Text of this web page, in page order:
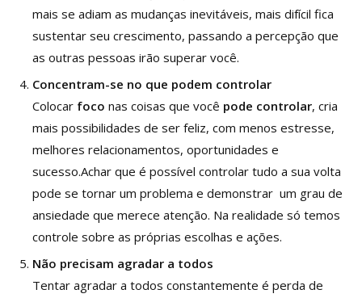
mais se adiam as mudanças inevitáveis, mais difícil fica
sustentar seu crescimento, passando a percepção que
as outras pessoas irão superar você.
Concentram-se no que podem controlar
Colocar foco nas coisas que você pode controlar, cria
mais possibilidades de ser feliz, com menos estresse,
melhores relacionamentos, oportunidades e
sucesso.Achar que é possível controlar tudo a sua volta
pode se tornar um problema e demonstrar um grau de
ansiedade que merece atenção. Na realidade só temos
controle sobre as próprias escolhas e ações.
Não precisam agradar a todos
Tentar agradar a todos constantemente é perda de